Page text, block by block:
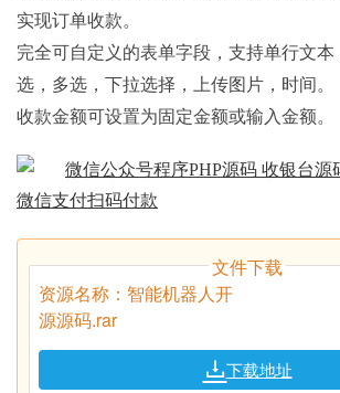
实现订单收款。
完全可自定义的表单字段，支持单行文
选，多选，下拉选择，上传图片，时间。
收款金额可设置为固定金额或输入金额。
文件下载
资源名称：智能机器人开
源源码.rar
下载地址